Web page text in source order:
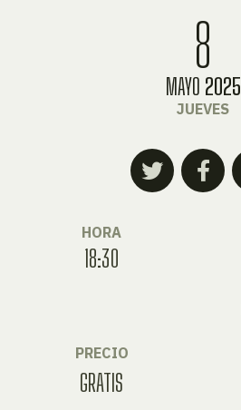
8
MAYO 2025
JUEVES
HORA
18:30
PRECIO
GRATIS